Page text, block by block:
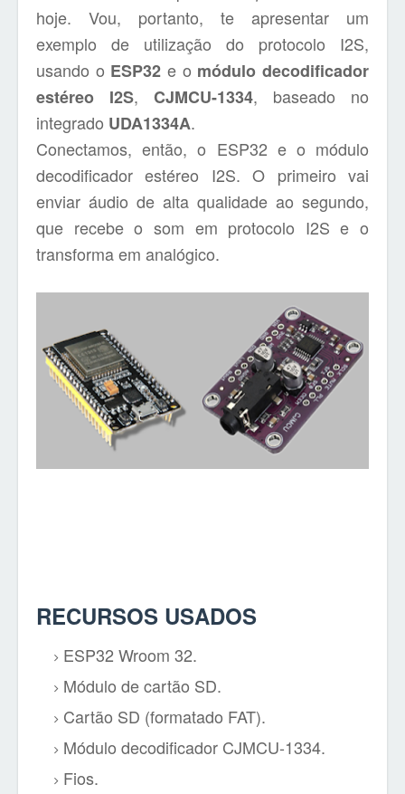
hoje. Vou, portanto, te apresentar um
exemplo de utilização do protocolo I2S,
usando o ESP32e o módulo decodificador
estéreo I2S, CJMCU-1334, baseado no
integrado UDA1334A.
Conectamos, então, o ESP32 e o módulo
decodificador estéreo I2S. O primeiro vai
enviar áudio de alta qualidade ao segundo,
que recebe o som em protocolo I2S e o
transforma em analógico.
RECURSOS USADOS
ESP32 Wroom 32.
Módulo de cartão SD.
Cartão SD (formatado FAT).
Módulo decodificador CJMCU-1334.
Fios.